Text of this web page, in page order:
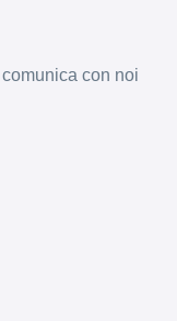
con noi